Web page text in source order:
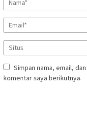
Simpan nama, email,
komentar saya berikutnya.